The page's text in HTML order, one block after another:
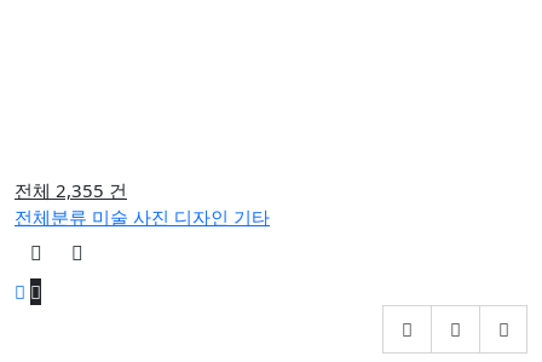
전체 2,355 건
전체분류 미술 사진 디자인 기타